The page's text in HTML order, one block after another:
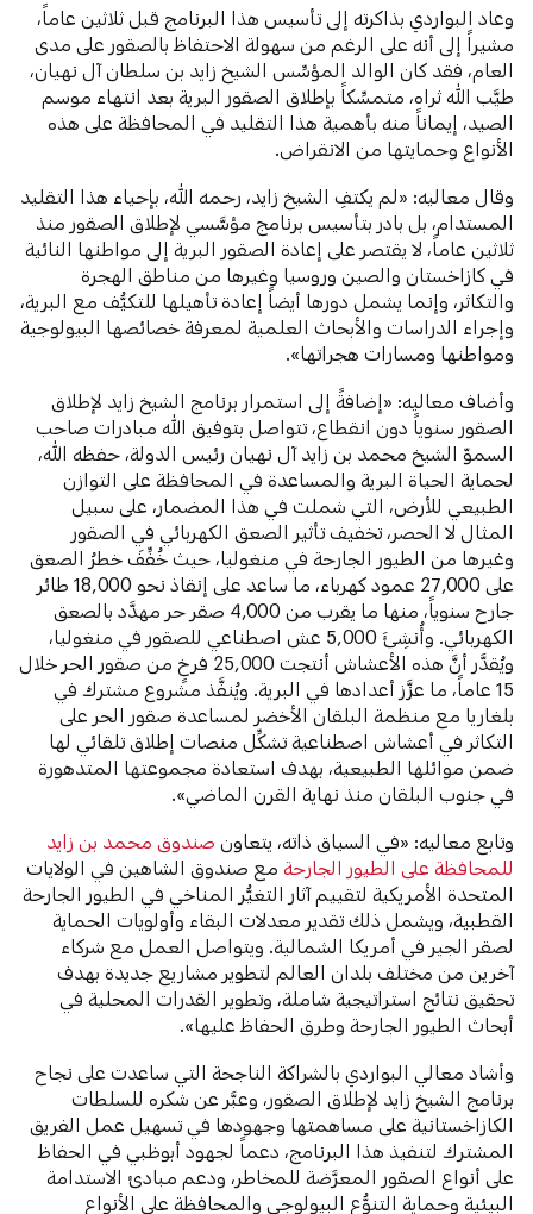
وعاد البواردي بذاكرته إلى تأسيس هذا البرنامج قبل ثلاثين عاماً،
مشيراً إلى أنه على الرغم من سهولة الاحتفاظ بالصقور على مدى
العام، فقد كان الوالد المؤسِّس الشيخ زايد بن سلطان آل نهيان،
طيَّب الله ثراه، متمسِّكاً بإطلاق الصقور البرية بعد انتهاء موسم
الصيد، إيماناً منه بأهمية هذا التقليد في المحافظة على هذه
الأنواع وحمايتها من الانقراض.
وقال معاليه: «لم يكتفِ الشيخ زايد، رحمه الله، بإحياء هذا التقليد
المستدام، بل بادر بتأسيس برنامج مؤسَّسي لإطلاق الصقور منذ
ثلاثين عاماً، لا يقتصر على إعادة الصقور البرية إلى مواطنها النائية
في كازاخستان والصين وروسيا وغيرها من مناطق الهجرة
والتكاثر، وإنما يشمل دورها أيضاً إعادة تأهيلها للتكيُّف مع البرية،
وإجراء الدراسات والأبحاث العلمية لمعرفة خصائصها البيولوجية
ومواطنها ومسارات هجراتها».
وأضاف معاليه: «إضافةً إلى استمرار برنامج الشيخ زايد لإطلاق
الصقور سنوياً دون انقطاع، تتواصل بتوفيق الله مبادرات صاحب
السموّ الشيخ محمد بن زايد آل نهيان رئيس الدولة، حفظه الله،
لحماية الحياة البرية والمساعدة في المحافظة على التوازن
الطبيعي للأرض، التي شملت في هذا المضمار، على سبيل
المثال لا الحصر، تخفيف تأثير الصعق الكهربائي في الصقور
وغيرها من الطيور الجارحة في منغوليا، حيث خُفِّفَ خطرُ الصعق
على 27,000 عمود كهرباء، ما ساعد على إنقاذ نحو 18,000 طائر
جارح سنوياً، منها ما يقرب من 4,000 صقر حر مهدَّد بالصعق
الكهربائي. وأُنشِئَ 5,000 عش اصطناعي للصقور في منغوليا،
ويُقدَّر أنَّ هذه الأعشاش أنتجت 25,000 فرخٍ من صقور الحر خلال
15 عاماً، ما عزَّز أعدادها في البرية. ويُنفَّذ مشروع مشترك في
بلغاريا مع منظمة البلقان الأخضر لمساعدة صقور الحر على
التكاثر في أعشاش اصطناعية تشكِّل منصات إطلاق تلقائي لها
ضمن موائلها الطبيعية، بهدف استعادة مجموعتها المتدهورة
في جنوب البلقان منذ نهاية القرن الماضي».
وتابع معاليه: «في السياق ذاته، يتعاون صندوق محمد بن زايد
للمحافظة على الطيور الجارحةمع صندوق الشاهين في الولايات
المتحدة الأمريكية لتقييم آثار التغيُّر المناخي في الطيور الجارحة
القطبية، ويشمل ذلك تقدير معدلات البقاء وأولويات الحماية
لصقر الجير في أمريكا الشمالية. ويتواصل العمل مع شركاء
آخرين من مختلف بلدان العالم لتطوير مشاريع جديدة بهدف
تحقيق نتائج استراتيجية شاملة، وتطوير القدرات المحلية في
أبحاث الطيور الجارحة وطرق الحفاظ عليها».
وأشاد معالي البواردي بالشراكة الناجحة التي ساعدت على نجاح
برنامج الشيخ زايد لإطلاق الصقور، وعبَّر عن شكره للسلطات
الكازاخستانية على مساهمتها وجهودها في تسهيل عمل الفريق
المشترك لتنفيذ هذا البرنامج، دعماً لجهود أبوظبي في الحفاظ
على أنواع الصقور المعرَّضة للمخاطر، ودعم مبادئ الاستدامة
البيئية وحماية التنوُّع البيولوجي والمحافظة على الأنواع